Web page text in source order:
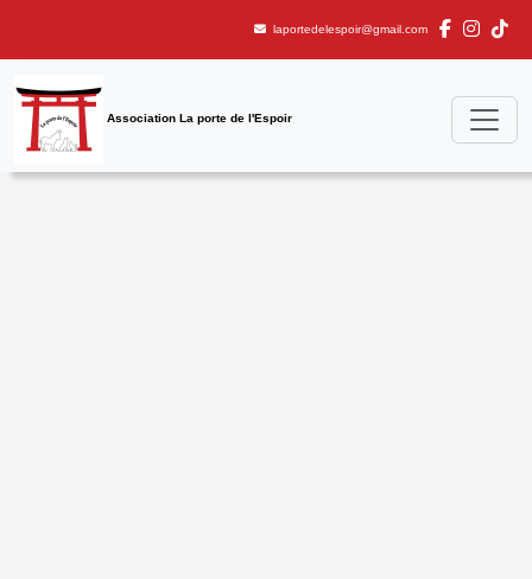
laportedelespoir@gmail.com
Association La porte de l'Espoir